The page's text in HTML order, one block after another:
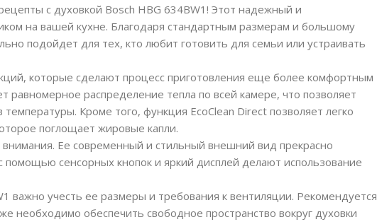
с духовкой Bosch HBG 634BW1! Этот надежный и
на вашей кухне. Благодаря стандартным размерам и большому
подойдет для тех, кто любит готовить для семьи или устраивать
которые сделают процесс приготовления еще более комфортным
равномерное распределение тепла по всей камере, что позволяет
Кроме того, функция EcoClean Direct позволяет легко
поглощает жировые капли.
Ее современный и стильный внешний вид прекрасно
сенсорных кнопок и яркий дисплей делают использование
важно учесть ее размеры и требования к вентиляции. Рекомендуется
необходимо обеспечить свободное пространство вокруг духовки